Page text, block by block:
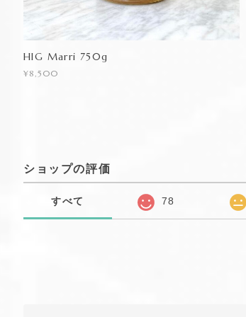
HIG Marri 750g
¥8,500
ショップの評価
すべて 78